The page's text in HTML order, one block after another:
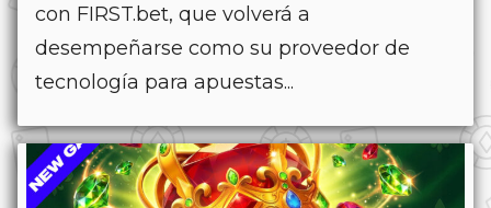
con FIRST.bet, que volverá a
desempeñarse como su proveedor de
tecnología para apuestas...